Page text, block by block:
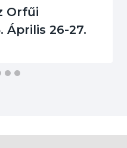
Orfűi
Április 26-27.